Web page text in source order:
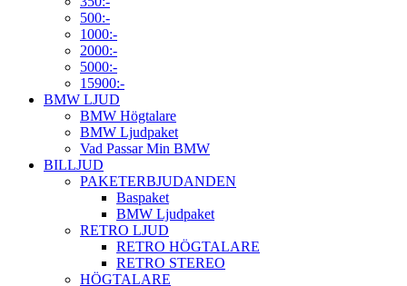
500:-
1000:-
2000:-
5000:-
15900:-
BMW LJUD
BMW Högtalare
BMW Ljudpaket
Vad Passar Min BMW
BILLJUD
PAKETERBJUDANDEN
Baspaket
BMW Ljudpaket
RETRO LJUD
RETRO HÖGTALARE
RETRO STEREO
HÖGTALARE